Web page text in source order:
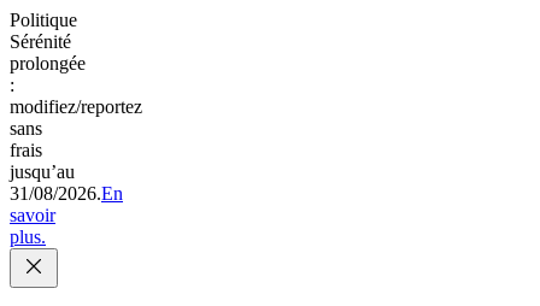
Politique
Sérénité
prolongée
:
modifiez/reportez
sans
frais
jusqu’au
31/08/2026.En
savoir
plus.